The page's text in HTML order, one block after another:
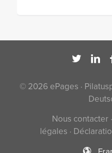
© 2026 ePages ·
Nous contacter ·
légales ·